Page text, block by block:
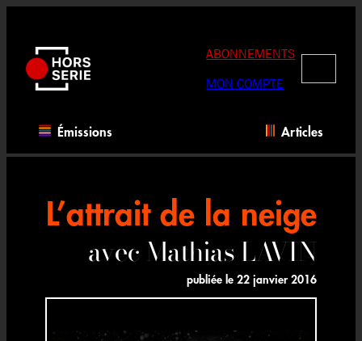
contenu
ABONNEMENTS
MON COMPTE
Émissions Articles
L’attrait de la neige
avec Mathias LAVIN
publiée le 22 janvier 2016